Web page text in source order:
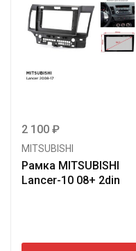
2 100 ₽
MITSUBISHI
Рамка MITSUBISHI
Lancer-10 08+ 2din